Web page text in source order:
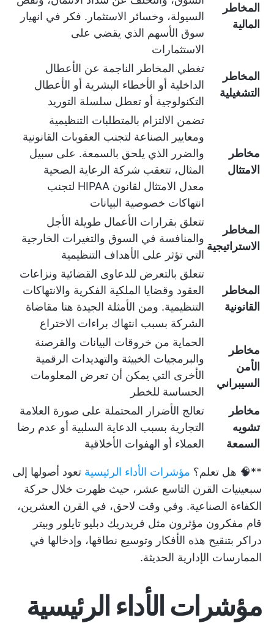
المخاطر
المالية
السيولة، وخسائر الاستثمار. فكر في انهيار
سوق الأسهم الذي يقضي على
الاستثمارات
المخاطر
التشغيلية
تغطي المخاطر الناجمة عن الأعطال
الداخلية أو الأخطاء البشرية أو الأعطال
التكنولوجية أو تعطل سلسلة التوريد
مخاطر
الامتثال
تضمن الالتزام بالمتطلبات التنظيمية
ومعايير الصناعة لتجنب العقوبات القانونية
والضرر الذي يلحق بالسمعة. على سبيل
المثال، تتعقب شركة الرعاية الصحية
معدل الامتثال لقانون HIPAA لتجنب
انتهاكات خصوصية البيانات
المخاطر
الاستراتيجية
تتعلق بقرارات الأعمال طويلة الأجل
والمنافسة في السوق والتغيرات الخارجية
التي تؤثر على الأهداف التنظيمية
المخاطر
القانونية
تتعلق بالتعرض للدعاوى القضائية ونزاعات
العقود وقضايا الملكية الفكرية والانتهاكات
التنظيمية. ومن الأمثلة الجيدة هنا مقاضاة
الشركة بسبب انتهاك براءات الاختراع
مخاطر
الأمن
السيبراني
الحماية من خروقات البيانات والقرصنة
والبرمجيات الخبيثة والتهديدات الرقمية
الأخرى التي يمكن أن تعرض المعلومات
الحساسة للخطر
مخاطر
تشويه
السمعة
تعالج الأضرار المحتملة على صورة العلامة
التجارية بسبب الدعاية السلبية أو عدم رضا
العملاء أو الهفوات الأخلاقية
**🧠 هل تعلم؟ مؤشرات الأداء الرئيسية تعود أصولها إلى
سبعينيات القرن التاسع عشر، حيث ظهرت خلال حركة
الكفاءة الصناعية. وفي وقت لاحق، في القرن العشرين،
قام مفكرون مؤثرون مثل فريدريك دبليو تايلور وبيتر
دراكر بتنقيح هذه الأفكار وتوسيع نطاقها، وإدخالها في
الممارسات الإدارية الحديثة.
مؤشرات الأداء الرئيسية